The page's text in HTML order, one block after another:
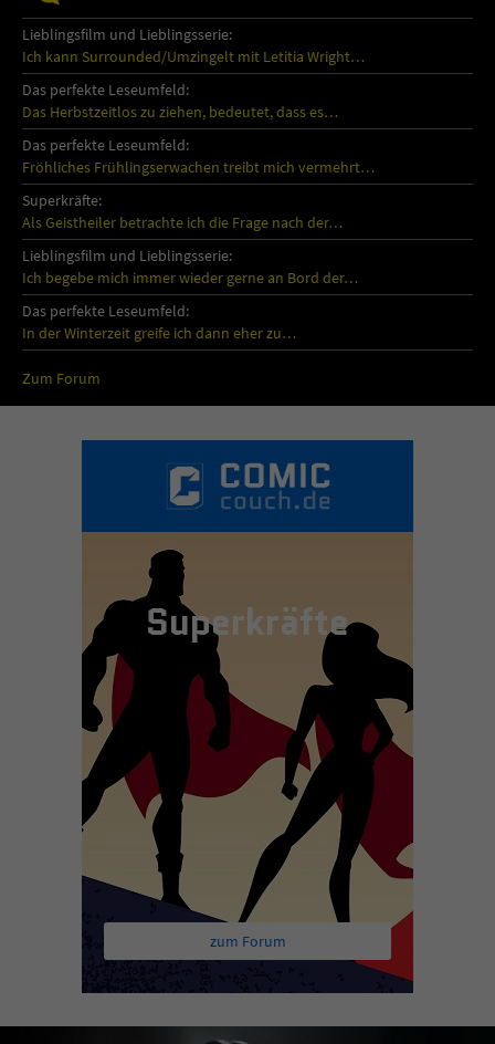
Lieblingsfilm und Lieblingsserie:
Ich kann Surrounded/Umzingelt mit Letitia Wright…
Das perfekte Leseumfeld:
Das Herbstzeitlos zu ziehen, bedeutet, dass es…
Das perfekte Leseumfeld:
Fröhliches Frühlingserwachen treibt mich vermehrt…
Superkräfte:
Als Geistheiler betrachte ich die Frage nach der…
Lieblingsfilm und Lieblingsserie:
Ich begebe mich immer wieder gerne an Bord der…
Das perfekte Leseumfeld:
In der Winterzeit greife ich dann eher zu…
Zum Forum
Superkräfte
zum Forum